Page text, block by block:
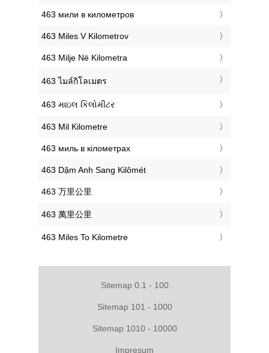
‎463 мили в километров
‎463 Miles V Kilometrov
‎463 Milje Në Kilometra
‎463 ไมล์กิโลเมตร
‎463 માઇલ કિલોમીટર
‎463 Mil Kilometre
‎463 миль в кілометрах
‎463 Dặm Anh Sang Kilômét
‎463 万里公里
‎463 萬里公里
‎463 Miles To Kilometre
Sitemap 0.1 - 100
Sitemap 101 - 1000
Sitemap 1010 - 10000
Impresum